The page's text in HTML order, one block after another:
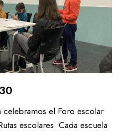
celebramos el Foro escolar
escolares. Cada escuela